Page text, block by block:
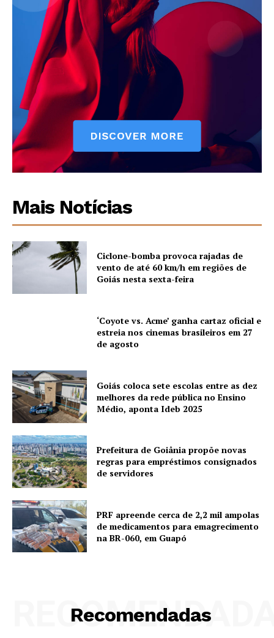
Mais Notícias
Ciclone-bomba provoca rajadas de
vento de até 60 km/h em regiões de
Goiás nesta sexta-feira
‘Coyote vs. Acme’ ganha cartaz oficial e
estreia nos cinemas brasileiros em 27
de agosto
Goiás coloca sete escolas entre as dez
melhores da rede pública no Ensino
Médio, aponta Ideb 2025
Prefeitura de Goiânia propõe novas
regras para empréstimos consignados
de servidores
PRF apreende cerca de 2,2 mil ampolas
de medicamentos para emagrecimento
na BR-060, em Guapó
Recomendadas